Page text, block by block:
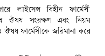
লাইসেন্স বিহীন ফার্মেসী
ঔষধ সংরক্ষণ এবং নিয়ম
ফার্মেসীকে জরিমানা করে